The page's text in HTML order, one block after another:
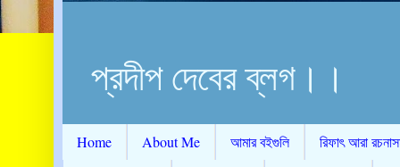
প্রদীপ দেবের ব্লগ।।
Home About Me আমার বইগুলি
রিফাৎ আরা